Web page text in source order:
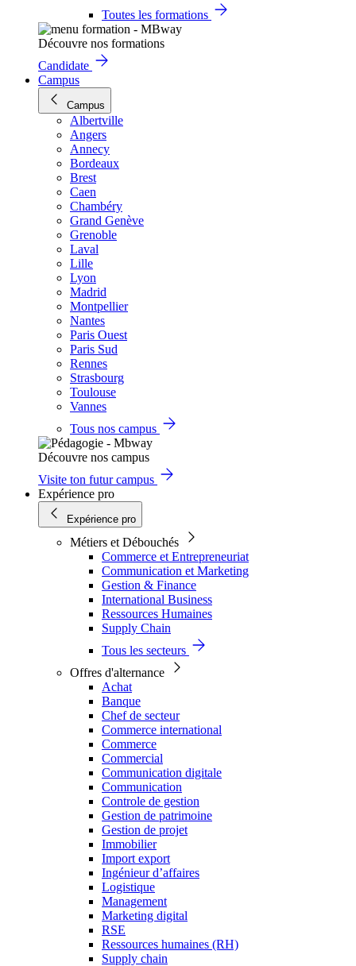
Toutes les formations
Découvre nos formations
Candidate
Campus
Campus
Albertville
Angers
Annecy
Bordeaux
Brest
Caen
Chambéry
Grand Genève
Grenoble
Laval
Lille
Lyon
Madrid
Montpellier
Nantes
Paris Ouest
Paris Sud
Rennes
Strasbourg
Toulouse
Vannes
Tous nos campus
Découvre nos campus
Visite ton futur campus
Expérience pro
Expérience pro
Métiers et Débouchés
Commerce et Entrepreneuriat
Communication et Marketing
Gestion & Finance
International Business
Ressources Humaines
Supply Chain
Tous les secteurs
Offres d'alternance
Achat
Banque
Chef de secteur
Commerce international
Commerce
Commercial
Communication digitale
Communication
Controle de gestion
Gestion de patrimoine
Gestion de projet
Immobilier
Import export
Ingénieur d’affaires
Logistique
Management
Marketing digital
RSE
Ressources humaines (RH)
Supply chain